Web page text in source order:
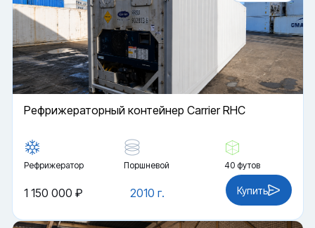
Рефрижераторный контейнер Carrier RHC
Рефрижератор Поршневой 40 футов
2010 г.
1 150 000 ₽ Купить